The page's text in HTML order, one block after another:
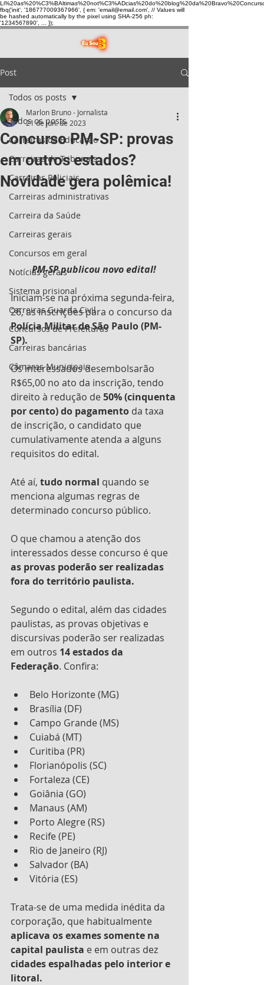
fbq('init', '186777009367966', { em: 'email@email.com', // Values will
be hashed automatically by the pixel using SHA-256 ph:
'1234567890', ... });
Post
Todos os posts
Carreiras da Educação
Carreiras de Tribunais
Carreiras Policiais
Carreiras administrativas
Carreira da Saúde
Carreiras gerais
Concursos em geral
Notícias gerais
Sistema prisional
Carreiras Guarda Civil
Concursos de Prefeituras
Carreiras bancárias
Câmaras Municipais
Todos os posts
Concurso PM-SP: provas
em outros estados?
Novidade gera polêmica!
Marlon Bruno - Jornalista
21 de jun. de 2023
PM-SP publicou novo edital!
Iniciam-se na próxima segunda-feira,
26, as inscrições para o concurso da
Polícia Militar de São Paulo (PM-
SP).
Os interessados desembolsarão
R$65,00 no ato da inscrição, tendo
direito à redução de 50% (cinquenta
por cento) do pagamento da taxa
de inscrição, o candidato que
cumulativamente atenda a alguns
requisitos do edital.
Até aí, tudo normal quando se
menciona algumas regras de
determinado concurso público.
O que chamou a atenção dos
interessados desse concurso é que
as provas poderão ser realizadas
fora do território paulista.
Segundo o edital, além das cidades
paulistas, as provas objetivas e
discursivas poderão ser realizadas
em outros 14 estados da
Federação. Confira:
Belo Horizonte (MG)
Brasília (DF)
Campo Grande (MS)
Cuiabá (MT)
Curitiba (PR)
Florianópolis (SC)
Fortaleza (CE)
Goiânia (GO)
Manaus (AM)
Porto Alegre (RS)
Recife (PE)
Rio de Janeiro (RJ)
Salvador (BA)
Vitória (ES)
Trata-se de uma medida inédita da
corporação, que habitualmente
aplicava os exames somente na
capital paulista e em outras dez
cidades espalhadas pelo interior e
litoral.